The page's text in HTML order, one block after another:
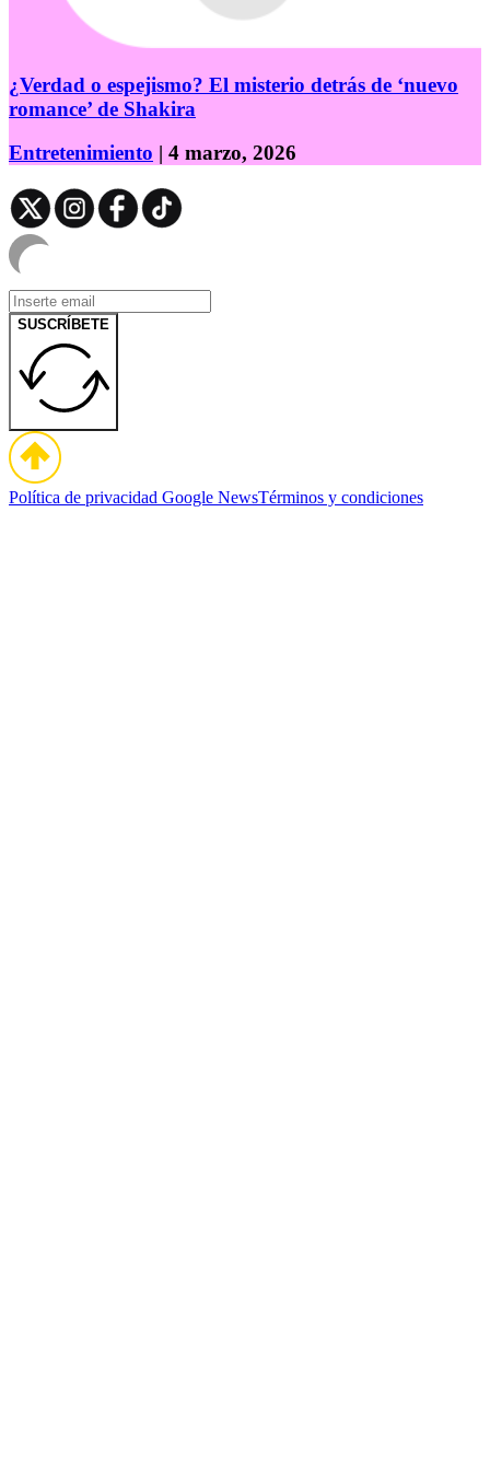
¿Verdad o espejismo? El misterio detrás de ‘nuevo
romance’ de Shakira
Entretenimiento | 4 marzo, 2026
SUSCRÍBETE
Política de privacidad Google NewsTérminos y condiciones